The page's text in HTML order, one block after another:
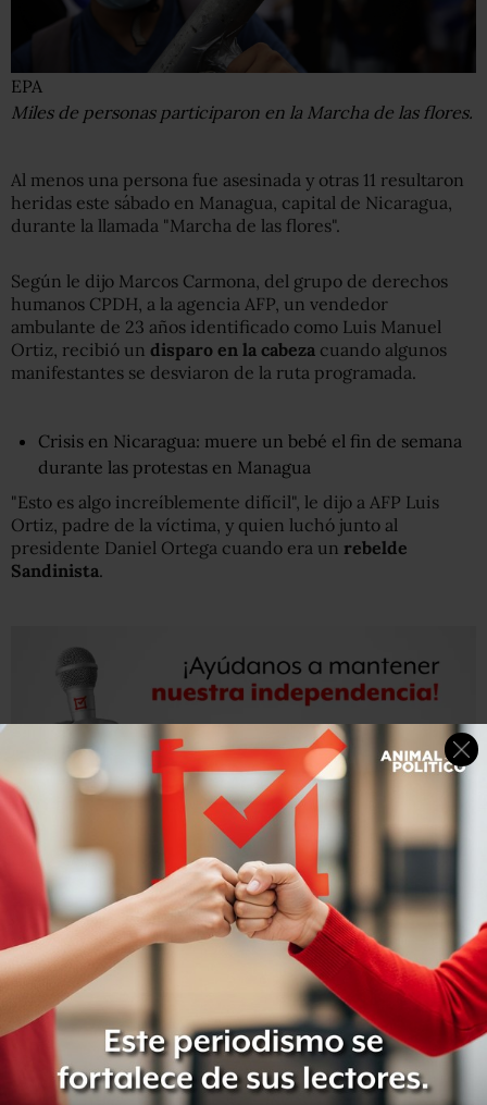
EPA
Miles de personas participaron en la Marcha de las flores.
Al menos una persona fue asesinada y otras 11 resultaron
heridas este sábado en Managua, capital de Nicaragua,
durante la llamada "Marcha de las flores".
Según le dijo Marcos Carmona, del grupo de derechos
humanos CPDH, a la agencia AFP, un vendedor
ambulante de 23 años identificado como Luis Manuel
Ortiz, recibió un disparo en la cabeza cuando algunos
manifestantes se desviaron de la ruta programada.
Crisis en Nicaragua: muere un bebé el fin de semana
durante las protestas en Managua
"Esto es algo increíblemente difícil", le dijo a AFP Luis
Ortiz, padre de la víctima, y quien luchó junto al
presidente Daniel Ortega cuando era un rebelde
Sandinista.
"Nunca imaginé que mi hijo moriría en manos de alguien
junto a quien luché
", dijo Ortiz. "Todavía soy un
Sandinista, pero no con Daniel (Ortega).